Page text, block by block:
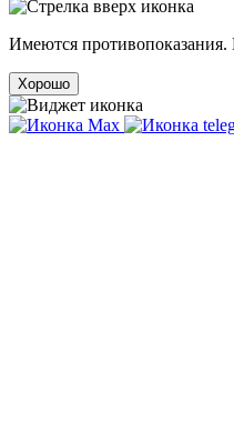
Имеются противопоказания.
Хорошо